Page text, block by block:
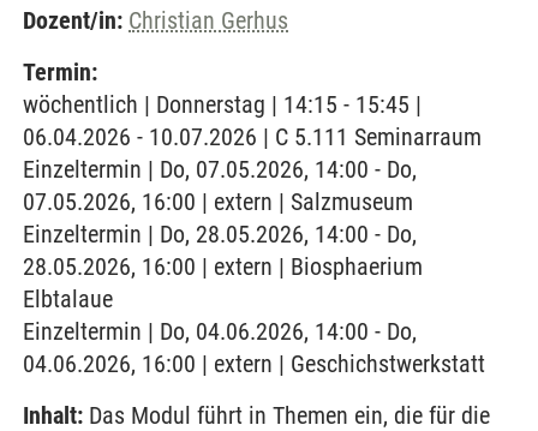
Dozent/in: Christian Gerhus
Termin:
wöchentlich | Donnerstag | 14:15 - 15:45 |
06.04.2026 - 10.07.2026 | C 5.111 Seminarraum
Einzeltermin | Do, 07.05.2026, 14:00 - Do,
07.05.2026, 16:00 | extern | Salzmuseum
Einzeltermin | Do, 28.05.2026, 14:00 - Do,
28.05.2026, 16:00 | extern | Biosphaerium
Elbtalaue
Einzeltermin | Do, 04.06.2026, 14:00 - Do,
04.06.2026, 16:00 | extern | Geschichstwerkstatt
Inhalt: Das Modul führt in Themen ein, die für die